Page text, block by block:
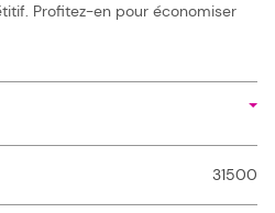
Profitez-en pour économiser
31500